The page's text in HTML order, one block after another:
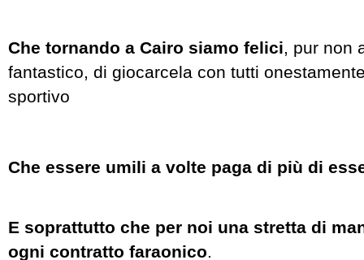
Che tornando a Cairo siamo felici, pur non
fantastico, di giocarcela con tutti
sportivo
Che essere umili a volte paga di più di
E soprattutto che per noi una stretta di
ogni contratto faraonico.